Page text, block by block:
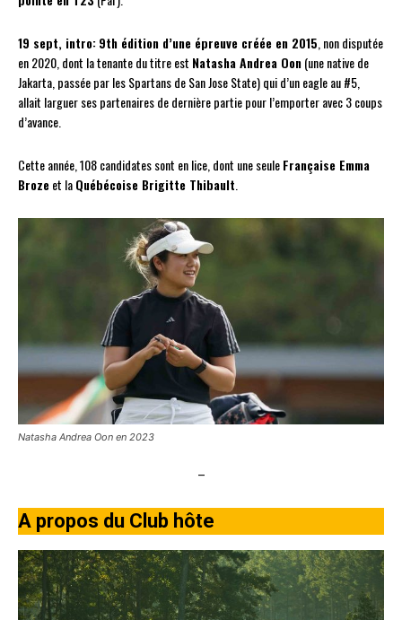
19 sept, intro:9th édition d’une épreuve créée en 2015 , non disputée
en 2020, dont la tenante du titre est Natasha Andrea Oon(une native de
Jakarta, passée par les Spartans de San Jose State) qui d’un eagle au #5,
allait larguer ses partenaires de dernière partie pour l’emporter avec 3 coups
d’avance.
Cette année, 108 candidates sont en lice, dont une seuleFrançaise Emma
Brozeet laQuébécoise Brigitte Thibault
Natasha Andrea Oon en 2023
–
A propos du Club hôte